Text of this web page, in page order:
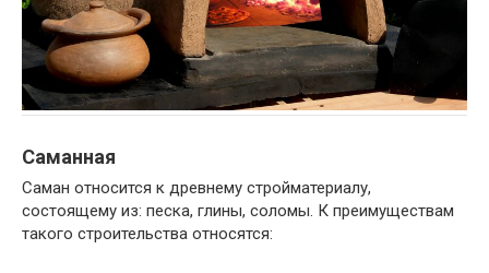
Саманная
Саман относится к древнему стройматериалу,
состоящему из: песка, глины, соломы. К преимуществам
такого строительства относятся: